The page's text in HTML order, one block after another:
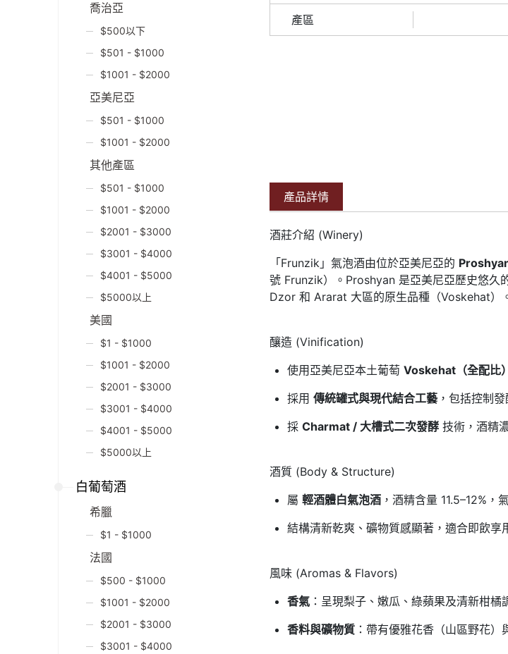
喬治亞
$500以下
$501 - $1000
$1001 - $2000
亞美尼亞
$501 - $1000
$1001 - $2000
其他產區
$501 - $1000
$1001 - $2000
$2001 - $3000
$3001 - $4000
$4001 - $5000
$5000以上
美國
$1 - $1000
$1001 - $2000
$2001 - $3000
$3001 - $4000
$4001 - $5000
$5000以上
白葡萄酒
希臘
$1 - $1000
法國
$500 - $1000
$1001 - $2000
$2001 - $3000
$3001 - $4000
產區
產品詳情
酒莊介紹 (Winery)
「Frunzik」氣泡酒由位於亞美尼亞的
號 Frunzik）。Proshyan 是亞美尼亞歷史悠久
Dzor 和 Ararat 大區的原生品種（Voskehat）
釀造 (Vinification)
使用亞美尼亞本土葡萄 Voskehat（全配比）
採用 傳統罐式與現代結合工藝 ，包括控制
採 Charmat / 大槽式二次發酵 技術，酒精
酒質 (Body & Structure)
屬 輕酒體白氣泡酒 ，酒精含量 11.5–12%，
結構清新乾爽、礦物質感顯著，適合即飲享
風味 (Aromas & Flavors)
香氣 ：呈現梨子、嫩瓜、綠蘋果及清新柑
香料與礦物質 ：帶有優雅花香（山區野花）